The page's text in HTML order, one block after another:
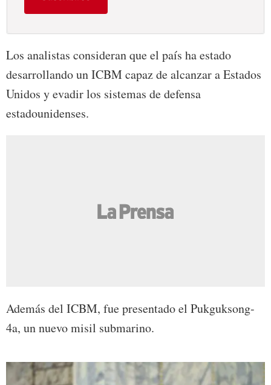
Los analistas consideran que el país ha estado
desarrollando un ICBM capaz de alcanzar a Estados
Unidos y evadir los sistemas de defensa
estadounidenses.
Además del ICBM, fue presentado el Pukguksong-
4a, un nuevo misil submarino.